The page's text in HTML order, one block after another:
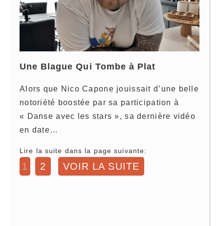
Une Blague Qui Tombe à Plat
Alors que Nico Capone jouissait d’une belle
notoriété boostée par sa participation à
« Danse avec les stars », sa dernière vidéo
en date…
Lire la suite dans la page suivante:
1 2 VOIR LA SUITE